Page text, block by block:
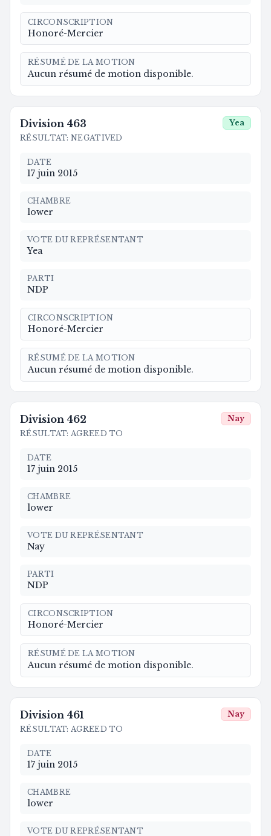
CIRCONSCRIPTION
Honoré-Mercier
RÉSUMÉ DE LA MOTION
Aucun résumé de motion disponible.
Division 463
RÉSULTAT: NEGATIVED
Yea
DATE
17 juin 2015
CHAMBRE
lower
VOTE DU REPRÉSENTANT
Yea
PARTI
NDP
CIRCONSCRIPTION
Honoré-Mercier
RÉSUMÉ DE LA MOTION
Aucun résumé de motion disponible.
Division 462
RÉSULTAT: AGREED TO
Nay
DATE
17 juin 2015
CHAMBRE
lower
VOTE DU REPRÉSENTANT
Nay
PARTI
NDP
CIRCONSCRIPTION
Honoré-Mercier
RÉSUMÉ DE LA MOTION
Aucun résumé de motion disponible.
Division 461
RÉSULTAT: AGREED TO
Nay
DATE
17 juin 2015
CHAMBRE
lower
VOTE DU REPRÉSENTANT